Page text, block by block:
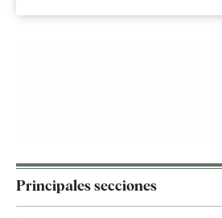
Principales secciones
España